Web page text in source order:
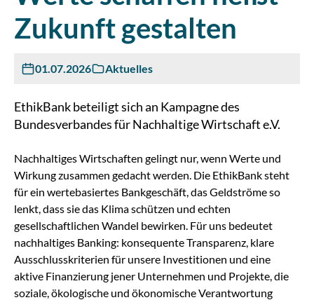
i
e
Zukunft gestalten
01.07.2026 Aktuelles
EthikBank beteiligt sich an Kampagne des
Bundesverbandes für Nachhaltige Wirtschaft e.V.
Nachhaltiges Wirtschaften gelingt nur, wenn Werte und
Wirkung zusammen gedacht werden. Die EthikBank steht
für ein wertebasiertes Bankgeschäft, das Geldströme so
lenkt, dass sie das Klima schützen und echten
gesellschaftlichen Wandel bewirken. Für uns bedeutet
nachhaltiges Banking: konsequente Transparenz, klare
Ausschlusskriterien für unsere Investitionen und eine
aktive Finanzierung jener Unternehmen und Projekte, die
soziale, ökologische und ökonomische Verantwortung